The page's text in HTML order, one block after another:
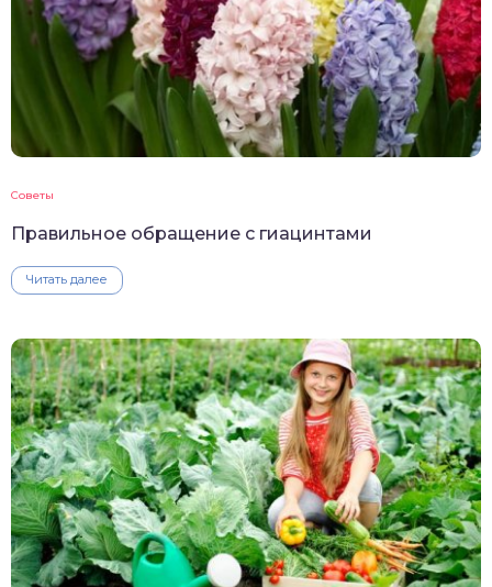
Советы
Правильное обращение с гиацинтами
Читать далее